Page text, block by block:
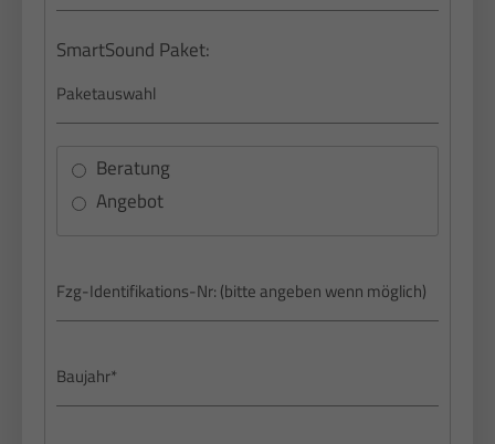
SmartSound Paket:
Beratung
Angebot